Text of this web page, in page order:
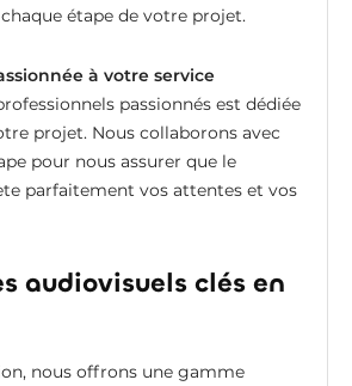
étape de votre projet.
à votre service
passionnés est dédiée
projet. Nous collaborons avec
pour nous assurer que le
parfaitement vos attentes et vos
audiovisuels clés en
nous offrons une gamme